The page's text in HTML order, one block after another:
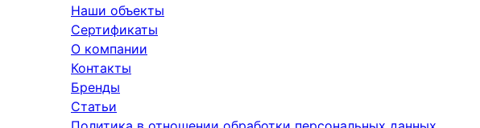
Наши объекты
Сертификаты
О компании
Контакты
Бренды
Статьи